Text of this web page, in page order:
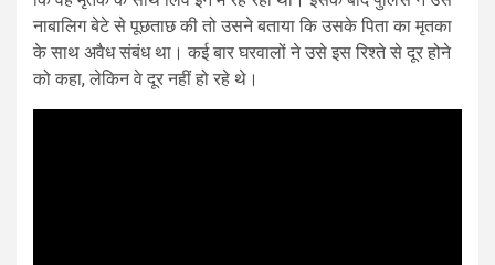
नाबालिग बेटे से पूछताछ की तो उसने बताया कि उसके पिता का मृतका
के साथ अवैध संबंध था। कई बार घरवालों ने उसे इस रिश्ते से दूर होने
को कहा, लेकिन वे दूर नहीं हो रहे थे।